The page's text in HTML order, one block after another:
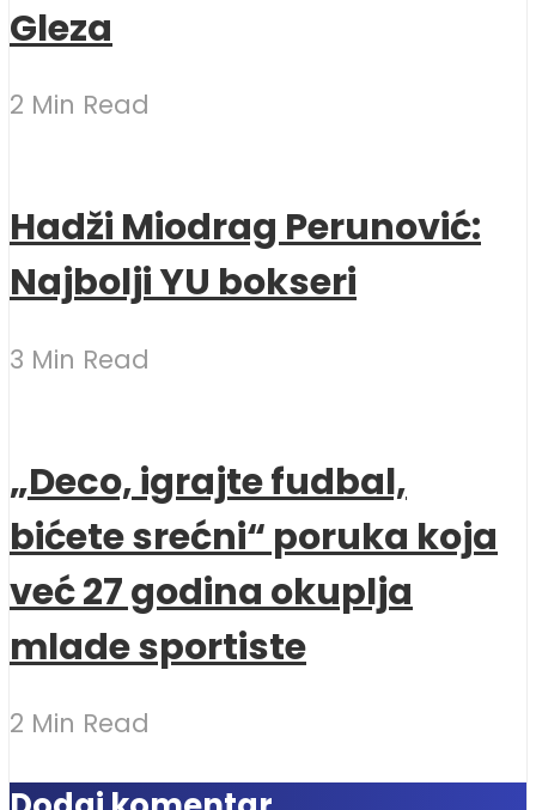
Gleza
2 Min Read
Hadži Miodrag Perunović:
Najbolji YU bokseri
3 Min Read
„Deco, igrajte fudbal,
bićete srećni“ poruka koja
već 27 godina okuplja
mlade sportiste
2 Min Read